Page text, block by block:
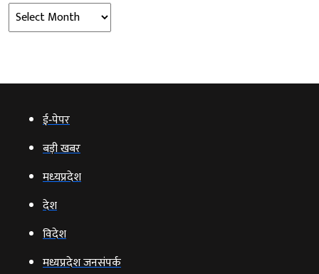
Archives
ई‑पेपर
बड़ी खबर
मध्‍यप्रदेश
देश
विदेश
मध्यप्रदेश जनसंपर्क